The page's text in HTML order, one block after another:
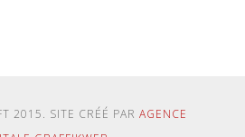
2015. SITE CRÉÉ PAR AGENCE